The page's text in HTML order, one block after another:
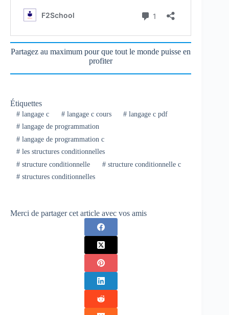
Partagez au maximum pour que tout le monde puisse en
profiter
Étiquettes
#langage c #langage c cours # langage c pdf
#langage de programmation
#langage de programmation c
#les structures conditionnelles
#structure conditionnelle #structure conditionnelle c
#structures conditionnelles
Merci de partager cet article avec vos amis